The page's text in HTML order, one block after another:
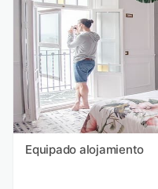
Equipado alojamiento